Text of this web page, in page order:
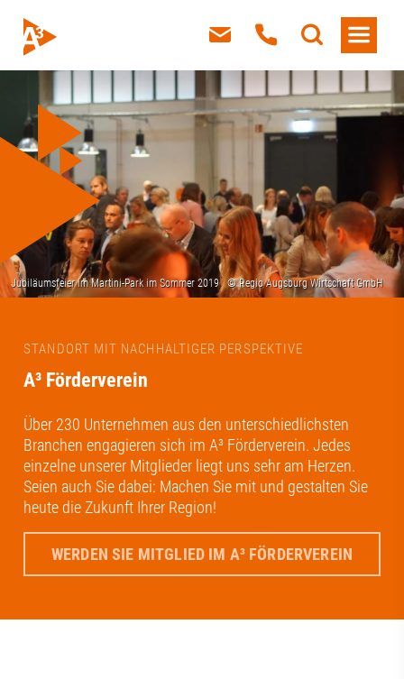
STANDORT MIT NACHHALTIGER PERSPEKTIVE
A³ Förderverein
Über 230 Unternehmen aus den unterschiedlichsten
Branchen engagieren sich im A³ Förderverein. Jedes
einzelne unserer Mitglieder liegt uns sehr am Herzen.
Seien auch Sie dabei: Machen Sie mit und gestalten Sie
heute die Zukunft Ihrer Region!
WERDEN SIE MITGLIED IM A³ FÖRDERVEREIN